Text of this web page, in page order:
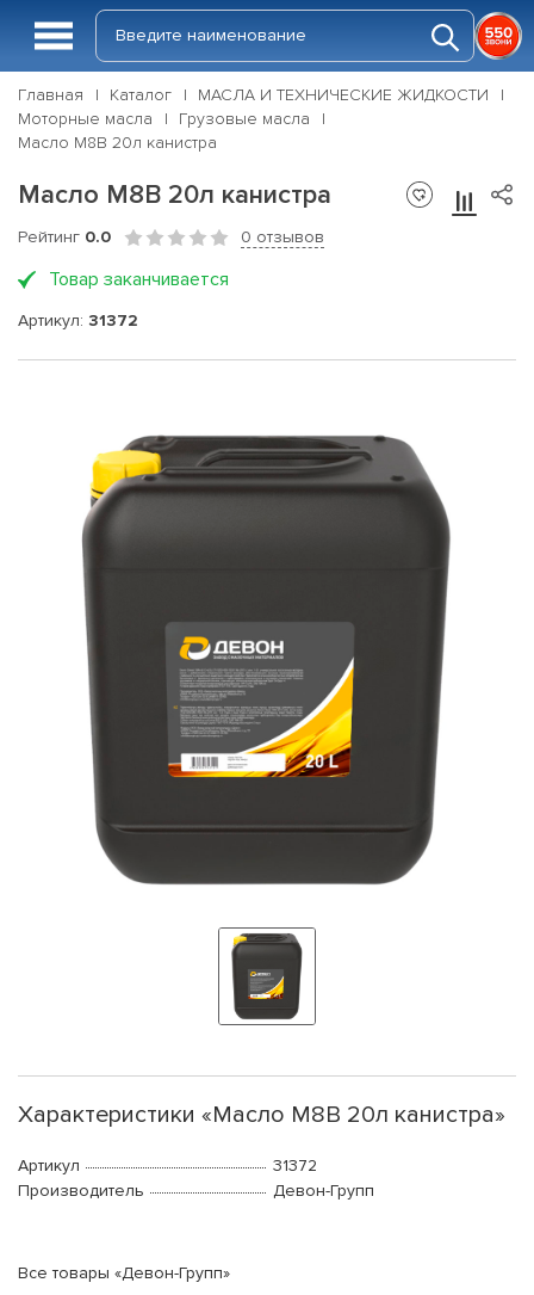
Главная Каталог
МАСЛА И ТЕХНИЧЕСКИЕ ЖИДКОСТИ
Моторные масла
Грузовые масла
Масло М8В 20л канистра
Масло М8В 20л канистра
Рейтинг 0.0 0 отзывов
Товар заканчивается
Артикул: 31372
Характеристики «Масло М8В 20л канистра»
Артикул
31372
Производитель
Девон-Групп
Все товары «Девон-Групп»